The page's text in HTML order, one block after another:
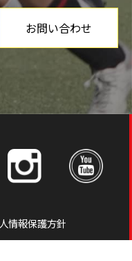
お問い合わせ
情報保護方針